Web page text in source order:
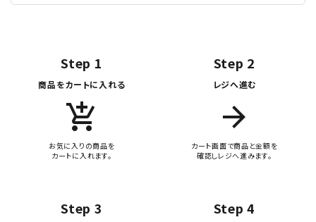
Step 1
商品をカートに入れる
add_shopping_cart
お気に入りの商品を
カートに入れます。
Step 2
レジへ進む
arrow_forward
カート画面で商品と金額を
確認しレジへ進みます。
Step 3 Step 4